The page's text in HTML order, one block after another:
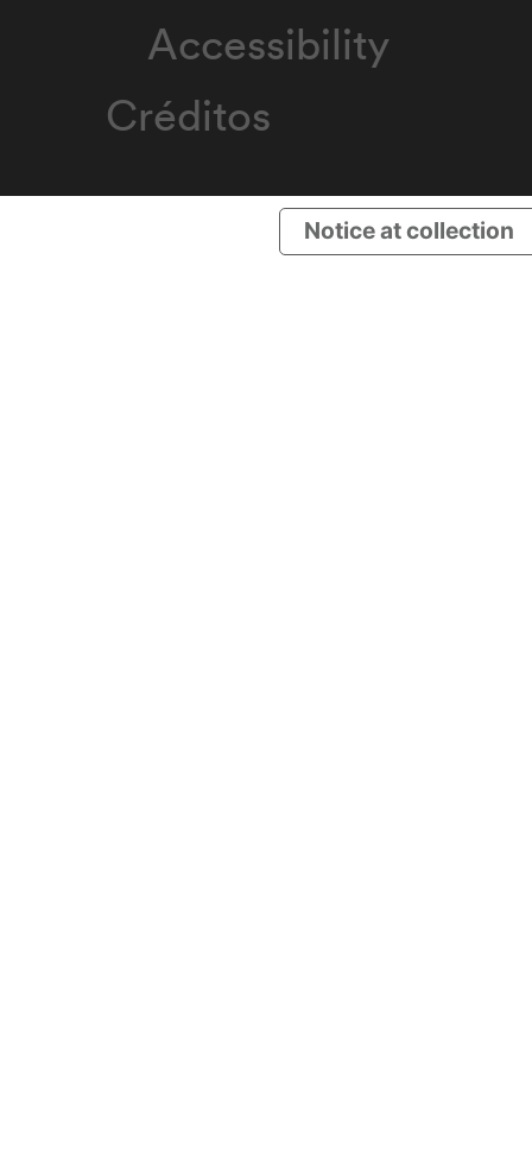
Accessibility
Créditos
Notice at collection